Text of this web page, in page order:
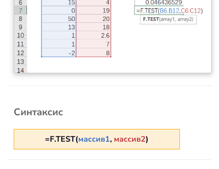
Синтаксис
=F.TEST(массив1, массив2)